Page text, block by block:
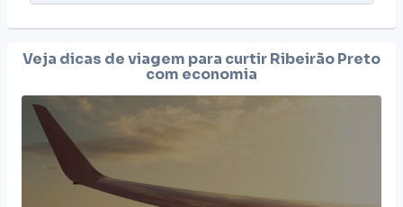
Veja dicas de viagem para curtirRibeirão Preto
com economia